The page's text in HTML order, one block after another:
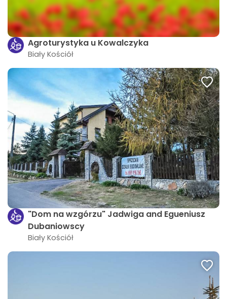
Agroturystyka u Kowalczyka
Biały Kościół
"Dom na wzgórzu" Jadwiga and Egueniusz
Dubaniowscy
Biały Kościół